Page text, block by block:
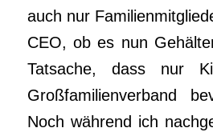
auch nur
CEO, ob es nun
Tatsache, dass nur
Großfamilienverband
Noch während ich